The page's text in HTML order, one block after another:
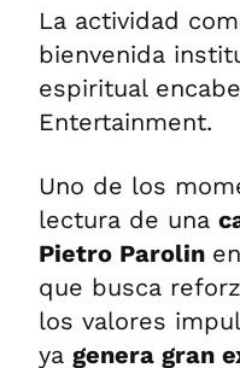
La actividad
bienvenida
espiritual
Entertainment.
Uno de los
lectura de una
Pietro Parolin
que busca
los valores
ya genera gran